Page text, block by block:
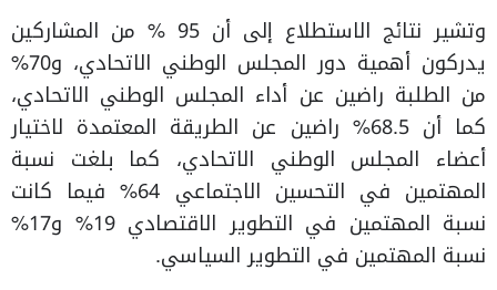
وتشير نتائج الاستطلاع إلى أن 95 % من المشاركين
يدركون أهمية دور المجلس الوطني الاتحادي، و70%
من الطلبة راضين عن أداء المجلس الوطني الاتحادي،
كما أن 68.5% راضين عن الطريقة المعتمدة لاختيار
أعضاء المجلس الوطني الاتحادي، كما بلغت نسبة
المهتمين في التحسين الاجتماعي 64% فيما كانت
نسبة المهتمين في التطوير الاقتصادي 19% و17%
نسبة المهتمين في التطوير السياسي.